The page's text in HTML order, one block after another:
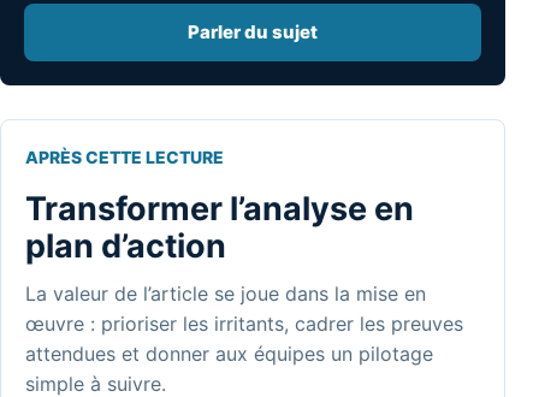
Parler du sujet
APRÈS CETTE LECTURE
Transformer l’analyse en
plan d’action
La valeur de l’article se joue dans la mise en
œuvre : prioriser les irritants, cadrer les preuves
attendues et donner aux équipes un pilotage
simple à suivre.